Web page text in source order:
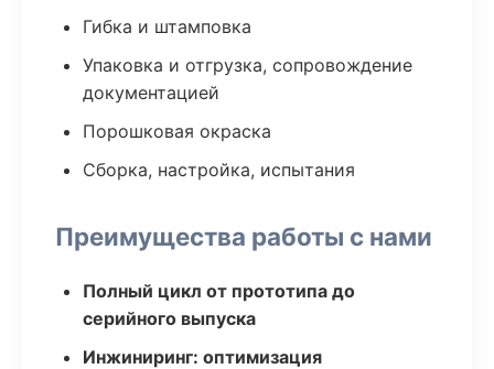
Гибка и штамповка
Упаковка и отгрузка, сопровождение
документацией
Порошковая окраска
Сборка, настройка, испытания
Преимущества работы с нами
Полный цикл от прототипа до
серийного выпуска
Инжиниринг: оптимизация